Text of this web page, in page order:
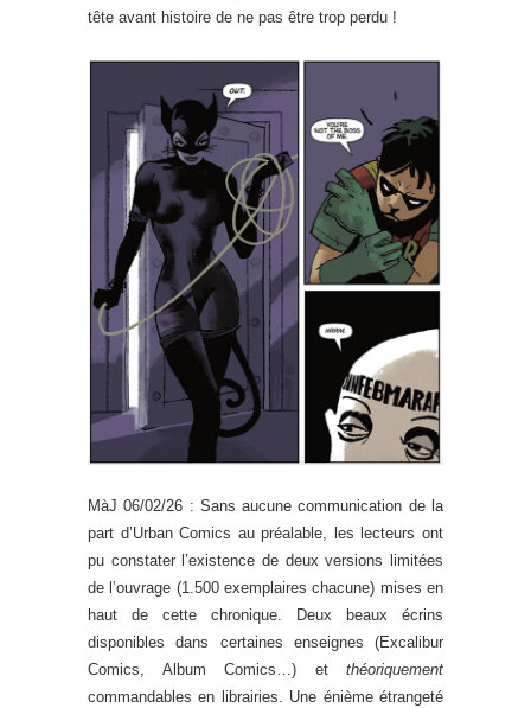
tête avant histoire de ne pas être trop perdu !
MàJ 06/02/26 : Sans aucune communication de la
part d’Urban Comics au préalable, les lecteurs ont
pu constater l’existence de deux versions limitées
de l’ouvrage (1.500 exemplaires chacune) mises en
haut de cette chronique. Deux beaux écrins
disponibles dans certaines enseignes (Excalibur
Comics, Album Comics…) et théoriquement
commandables en librairies. Une énième étrangeté